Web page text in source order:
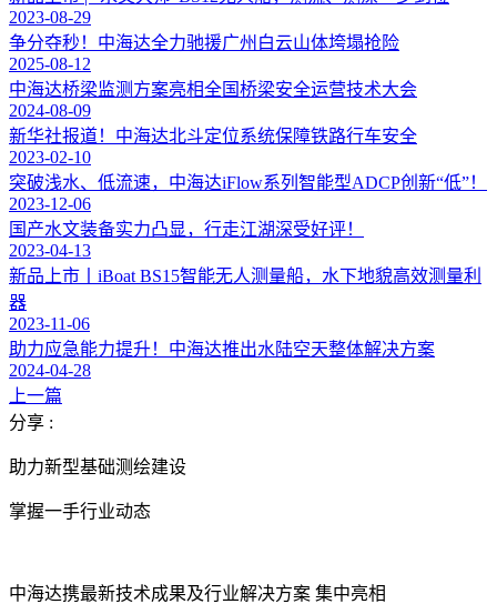
2023-08-29
争分夺秒！中海达全力驰援广州白云山体垮塌抢险
2025-08-12
中海达桥梁监测方案亮相全国桥梁安全运营技术大会
2024-08-09
新华社报道！中海达北斗定位系统保障铁路行车安全
2023-02-10
突破浅水、低流速，中海达iFlow系列智能型ADCP创新“低”！
2023-12-06
国产水文装备实力凸显，行走江湖深受好评！
2023-04-13
新品上市丨iBoat BS15智能无人测量船，水下地貌高效测量利
器
2023-11-06
助力应急能力提升！中海达推出水陆空天整体解决方案
2024-04-28
上一篇
分享 :
助力新型基础测绘建设
掌握一手行业动态
中海达携最新技术成果及行业解决方案 集中亮相